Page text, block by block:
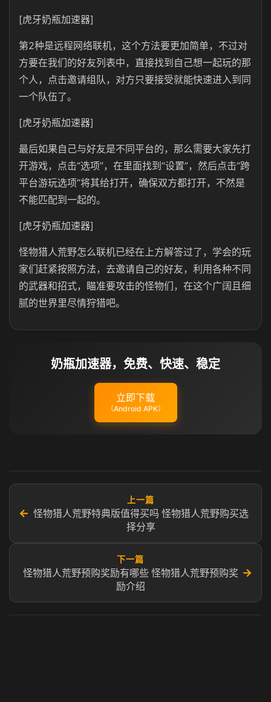
[虎牙奶瓶加速器]
第2种是远程网络联机，这个方法要更加简单，不过对
方要在我们的好友列表中，直接找到自己想一起玩的那
个人，点击邀请组队，对方只要接受就能快速进入到同
一个队伍了。
[虎牙奶瓶加速器]
最后如果自己与好友是不同平台的，那么需要大家先打
开游戏，点击“选项”，在里面找到“设置”，然后点击“跨
平台游玩选项”将其给打开，确保双方都打开，不然是
不能匹配到一起的。
[虎牙奶瓶加速器]
怪物猎人荒野怎么联机已经在上方解答过了，学会的玩
家们赶紧按照方法，去邀请自己的好友，利用各种不同
的武器和招式，瞄准要攻击的怪物们，在这个广阔且细
腻的世界里尽情狩猎吧。
奶瓶加速器，免费、快速、稳定
立即下载
（Android APK）
←
上一篇
怪物猎人荒野特典版值得买吗 怪物猎人荒野购买选
择分享
下一篇
怪物猎人荒野预购奖励有哪些 怪物猎人荒野预购奖
励介绍
→